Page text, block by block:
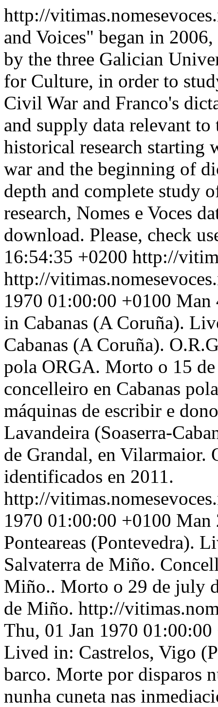
http://
and Voices" began in
by the three Galician
for Culture, in order to
Civil War and Franco's
and supply data relevant
historical research starting
war and the beginning of
depth and complete study
research, Nomes e Voces
download. Please, check
16:54:35 +0200 http://
http://
1970 01:00:00 +0100 Man
in Cabanas (A Coruña).
Cabanas (A Coruña).
pola ORGA. Morto o 15
concelleiro en Cabanas
máquinas de escribir e
Lavandeira (Soaserra-
de Grandal, en Vilarmaior.
identificados en 2011.
http://
1970 01:00:00 +0100 Man
Ponteareas (Pontevedra).
Salvaterra de Miño.
Miño.. Morto o 29 de july
de Miño. http://
Thu, 01 Jan 1970 01:00:00
Lived in: Castrelos, Vigo
barco. Morte por disparos
nunha cuneta nas